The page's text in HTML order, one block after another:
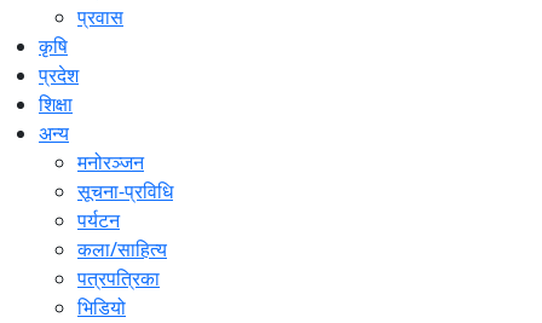
प्रवास
कृषि
प्रदेश
शिक्षा
अन्य
मनोरञ्जन
सूचना-प्रविधि
पर्यटन
कला/साहित्य
पत्रपत्रिका
भिडियो